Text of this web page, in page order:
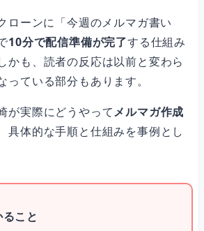
化した事例
の作成
ローンに「今週のメルマガ書い
10分で配信準備が完了する仕組み
かも、読者の反応は以前と変わら
っている部分もあります。
が実際にどうやってメルマガ作成
具体的な手順と仕組みを事例とし
こと